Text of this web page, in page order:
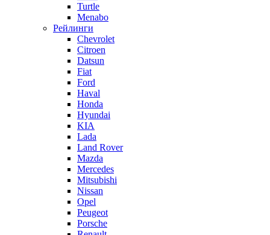
Turtle
Menabo
Рейлинги
Chevrolet
Citroen
Datsun
Fiat
Ford
Haval
Honda
Hyundai
KIA
Lada
Land Rover
Mazda
Mercedes
Mitsubishi
Nissan
Opel
Peugeot
Porsche